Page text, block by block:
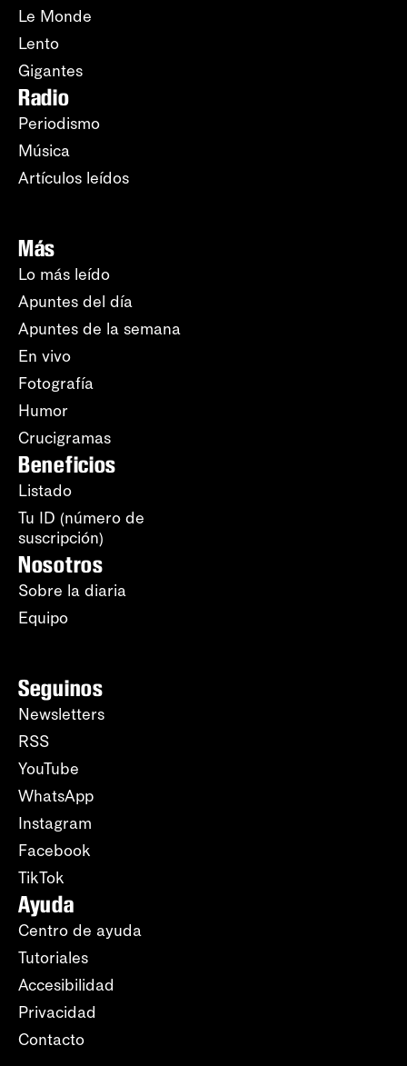
Le Monde
Lento
Gigantes
Radio
Periodismo
Música
Artículos leídos
Más
Lo más leído
Apuntes del día
Apuntes de la semana
En vivo
Fotografía
Humor
Crucigramas
Beneficios
Listado
Tu ID (número de
suscripción)
Nosotros
Sobre la diaria
Equipo
Seguinos
Newsletters
RSS
YouTube
WhatsApp
Instagram
Facebook
TikTok
Ayuda
Centro de ayuda
Tutoriales
Accesibilidad
Privacidad
Contacto